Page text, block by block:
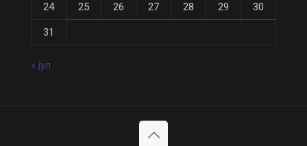
24 25 26 27 28 29 30
31
« јул